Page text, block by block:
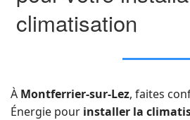
climatisation
À Montferrier-sur-Lez, faites
Énergie pour installer la